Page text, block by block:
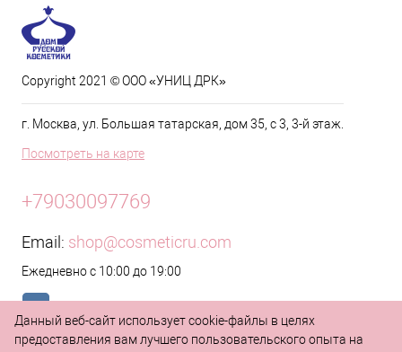
Copyright 2021 © ООО «УНИЦ ДРК»
г. Москва, ул. Большая татарская, дом 35, с 3, 3-й этаж.
Посмотреть на карте
+79030097769
Email: shop@cosmeticru.com
Ежедневно с 10:00 до 19:00
Данный веб-сайт использует cookie-файлы в целях
предоставления вам лучшего пользовательского опыта на